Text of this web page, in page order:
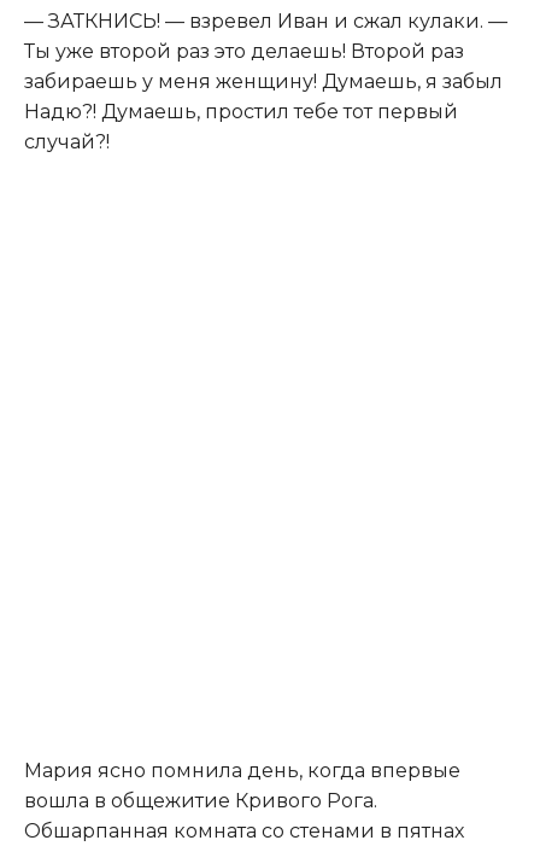
— ЗАТКНИСЬ! — взревел Иван и сжал кулаки. —
Ты уже второй раз это делаешь! Второй раз
забираешь у меня женщину! Думаешь, я забыл
Надю?! Думаешь, простил тебе тот первый
случай?!
Мария ясно помнила день, когда впервые
вошла в общежитие Кривого Рога.
Обшарпанная комната со стенами в пятнах